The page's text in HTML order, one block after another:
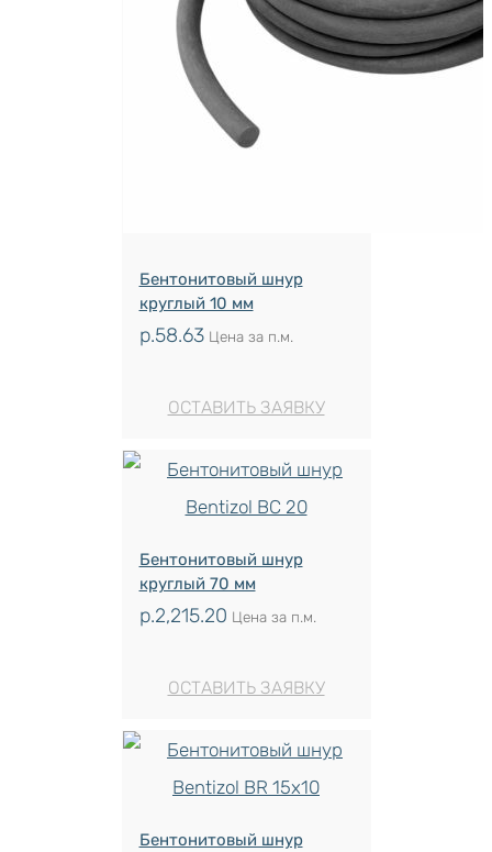
Бентонитовый шнур
круглый 10 мм
р.58.63Цена за п.м.
ОСТАВИТЬ ЗАЯВКУ
Бентонитовый шнур
круглый 70 мм
р.2,215.20 Цена за п.м.
ОСТАВИТЬ ЗАЯВКУ
Бентонитовый шнур